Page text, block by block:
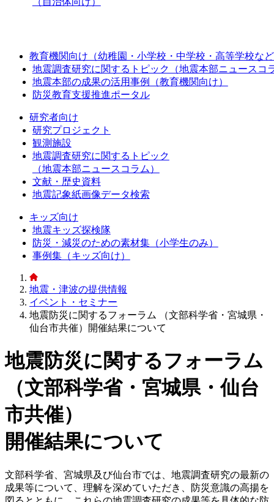
教育機関向け（幼稚園・小学校・中学校・高等学校な
地震調査研究に関するトピック（地震本部ニュースコ
地震本部の成果の活用事例（教育機関向け）
防災教育支援推進ポータル
研究者向け
研究プロジェクト
観測施設
地震調査研究に関するトピック
（地震本部ニュースコラム）
文献・歴史資料
地震記象紙画像データ検索
キッズ向け
地震キッズ探検隊
防災・減災のための素材集（小学生のみ）
事例集（キッズ向け）
地震・津波の提供情報
イベント・セミナー
地震防災に関するフォーラム （文部科学省・宮城県・
仙台市共催）開催結果について
地震防災に関するフォーラム
（文部科学省・宮城県・仙台
市共催）
開催結果について
文部科学省、宮城県及び仙台市では、地震調査研究の最新の
成果等について、理解を深めていただき、防災意識の高揚を